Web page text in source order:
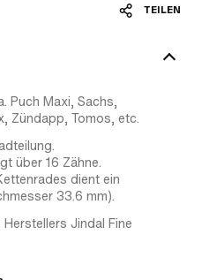
TEILEN
Puch Maxi, Sachs,
Zündapp, Tomos, etc.
über 16 Zähne.
dient ein
33.6 mm).
Jindal Fine